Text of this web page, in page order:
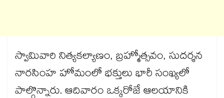
స్వామివారి నిత్యకల్యాణం, బ్రహ్మోత్సవం, సుదర్శన
నారసింహ హోమంలో భక్తులు భారీ సంఖ్యలో
పాల్గొన్నారు. ఆదివారం ఒక్కరోజే ఆలయానికి